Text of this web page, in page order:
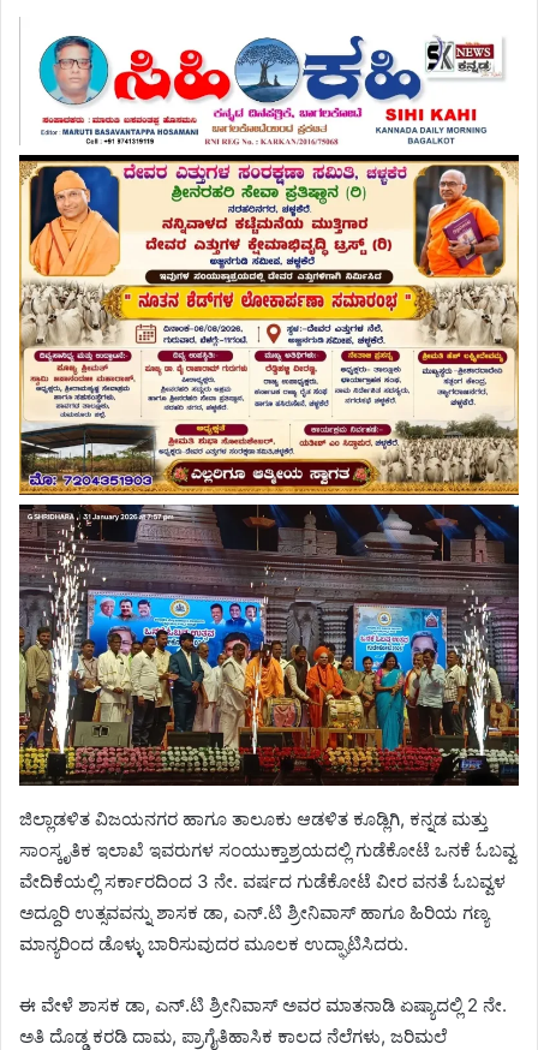
ಜಿಲ್ಲಾಡಳಿತ ವಿಜಯನಗರ ಹಾಗೂ ತಾಲೂಕು ಆಡಳಿತ ಕೂಡ್ಲಿಗಿ, ಕನ್ನಡ ಮತ್ತು
ಸಾಂಸ್ಕೃತಿಕ ಇಲಾಖೆ ಇವರುಗಳ ಸಂಯುಕ್ತಾಶ್ರಯದಲ್ಲಿ ಗುಡೆಕೋಟೆ ಒನಕೆ ಓಬವ್ವ
ವೇದಿಕೆಯಲ್ಲಿ ಸರ್ಕಾರದಿಂದ 3 ನೇ. ವರ್ಷದ ಗುಡೆಕೋಟೆ ವೀರ ವನತೆ ಓಬವ್ವಳ
ಅದ್ದೂರಿ ಉತ್ಸವವನ್ನು ಶಾಸಕ ಡಾ, ಎನ್.ಟಿ ಶ್ರೀನಿವಾಸ್ ಹಾಗೂ ಹಿರಿಯ ಗಣ್ಯ
ಮಾನ್ಯರಿಂದ ಡೊಳ್ಳು ಬಾರಿಸುವುದರ ಮೂಲಕ ಉದ್ಘಾಟಿಸಿದರು.
ಈ ವೇಳೆ ಶಾಸಕ ಡಾ, ಎನ್.ಟಿ ಶ್ರೀನಿವಾಸ್ ಅವರ ಮಾತನಾಡಿ ಏಷ್ಯಾದಲ್ಲಿ 2 ನೇ.
ಅತಿ ದೊಡ್ಡ ಕರಡಿ ದಾಮ, ಪ್ರಾಗೈತಿಹಾಸಿಕ ಕಾಲದ ನೆಲೆಗಳು, ಜರಿಮಲೆ